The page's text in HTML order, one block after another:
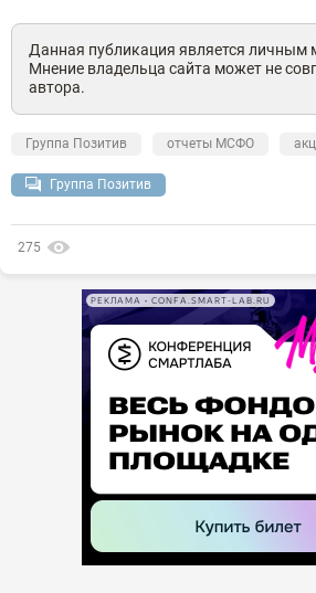
Данная публикация является личным
Мнение владельца сайта может не
автора.
Группа Позитив отчеты МСФО
Группа Позитив
275
РЕКЛАМА • CONFA.SMART-LAB.RU